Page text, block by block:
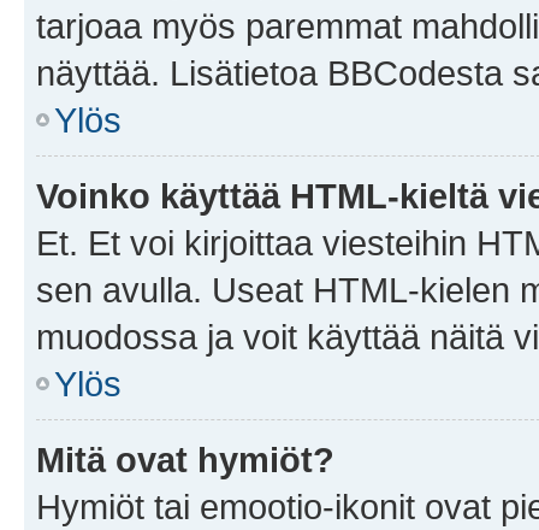
tarjoaa myös paremmat
näyttää. Lisätietoa BBCodesta
Ylös
Voinko käyttää HTML-kieltä
Et. Et voi kirjoittaa viesteihin
sen avulla. Useat HTML-kielen
muodossa ja voit käyttää näitä
Ylös
Mitä ovat hymiöt?
Hymiöt tai emootio-ikonit ovat